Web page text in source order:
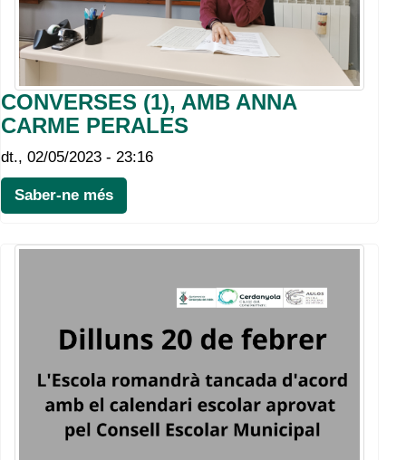
CONVERSES (1), AMB ANNA
CARME PERALES
dt., 02/05/2023 - 23:16
Saber-ne més